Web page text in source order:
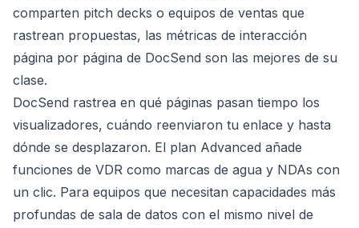
comparten pitch decks o equipos de ventas que
rastrean propuestas, las métricas de interacción
página por página de DocSend son las mejores de su
clase.
DocSend rastrea en qué páginas pasan tiempo los
visualizadores, cuándo reenviaron tu enlace y hasta
dónde se desplazaron. El plan Advanced añade
funciones de VDR como marcas de agua y NDAs con
un clic. Para equipos que necesitan capacidades más
profundas de sala de datos con el mismo nivel de